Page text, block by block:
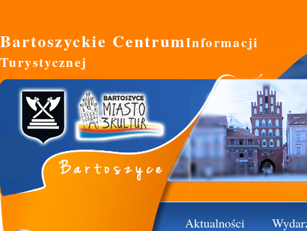
Bartoszyckie CentrumInformacji
Turystycznej
Aktualności